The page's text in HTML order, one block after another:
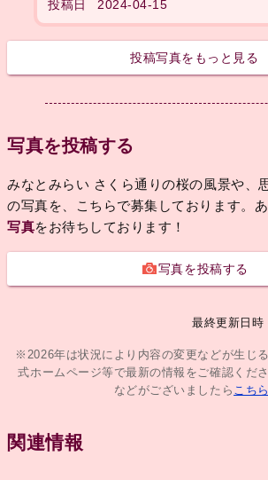
投稿日 2024-04-15
投稿写真をもっと見る
写真を投稿する
みなとみらい さくら通りの桜の風景や、
の写真を、こちらで募集しております。
写真をお待ちしております！
写真を投稿する
最終更新日時
※2026年は状況により内容の変更などが生じ
式ホームページ等で最新の情報をご確認くだ
などがございましたら こち
関連情報